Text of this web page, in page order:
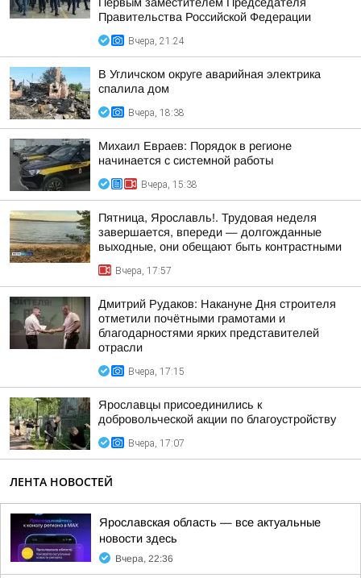
Правительства Российской Федерации
Вчера, 21:24
В Угличском округе аварийная электрика
спалила дом
Вчера, 18:38
Михаил Евраев: Порядок в регионе
начинается с системной работы
Вчера, 15:38
Пятница, Ярославль!. Трудовая неделя
завершается, впереди — долгожданные
выходные, они обещают быть контрастными
Вчера, 17:57
Дмитрий Рудаков: Накануне Дня строителя
отметили почётными грамотами и
благодарностями ярких представителей
отрасли
Вчера, 17:15
Ярославцы присоединились к
добровольческой акции по благоустройству
Вчера, 17:07
ЛЕНТА НОВОСТЕЙ
Ярославская область — все актуальные
новости здесь
Вчера, 22:36